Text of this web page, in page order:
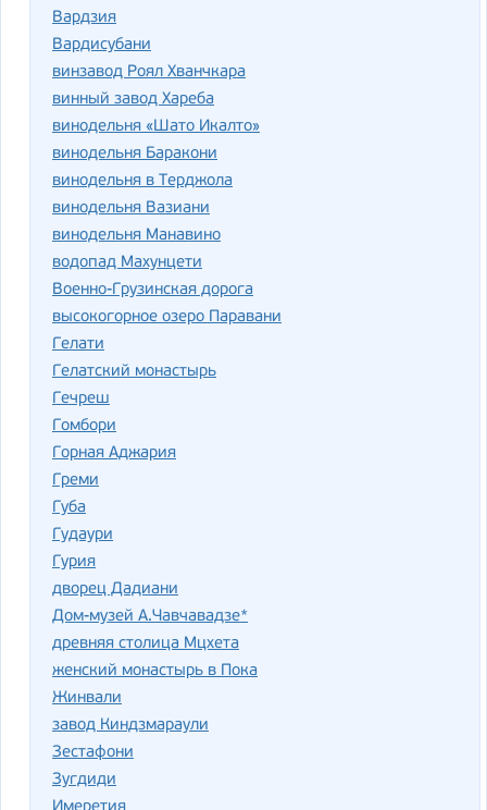
Вардзия
Вардисубани
винзавод Роял Хванчкара
винный завод Хареба
винодельня «Шато Икалто»
винодельня Баракони
винодельня в Терджола
винодельня Вазиани
винодельня Манавино
водопад Махунцети
Военно-Грузинская дорога
высокогорное озеро Паравани
Гелати
Гелатский монастырь
Гечреш
Гомбори
Горная Аджария
Греми
Губа
Гудаури
Гурия
дворец Дадиани
Дом-музей А.Чавчавадзе*
древняя столица Мцхета
женский монастырь в Пока
Жинвали
завод Киндзмараули
Зестафони
Зугдиди